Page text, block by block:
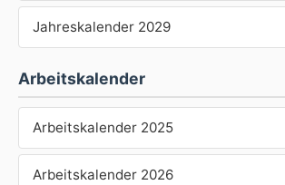
Jahreskalender 2029
Arbeitskalender
Arbeitskalender 2025
Arbeitskalender 2026